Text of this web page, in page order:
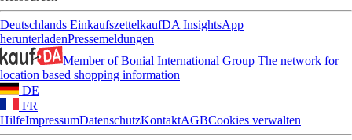
Deutschlands EinkaufszettelkaufDA InsightsApp
herunterladenPressemeldungen
Member of Bonial International Group The network for
location based shopping information
DE
FR
HilfeImpressumDatenschutzKontaktAGBCookies verwalten